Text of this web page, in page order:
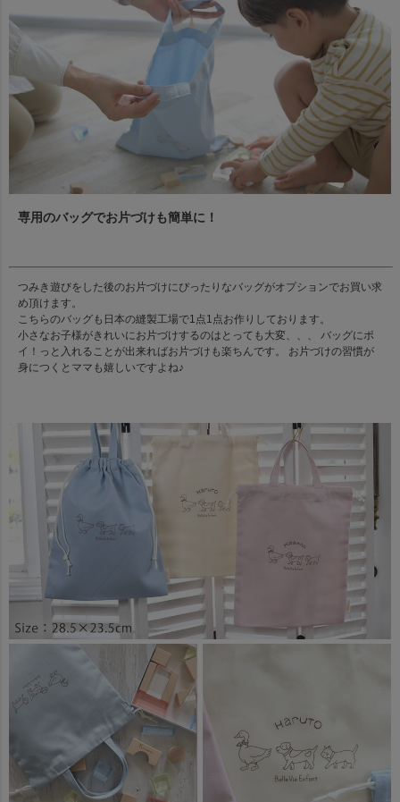
専用のバッグでお片づけも簡単に！
つみき遊びをした後のお片づけにぴったりなバッグがオプションでお買い求
め頂けます。
こちらのバッグも日本の縫製工場で1点1点お作りしております。
小さなお子様がきれいにお片づけするのはとっても大変、、、 バッグにポ
イ！っと入れることが出来ればお片づけも楽ちんです。 お片づけの習慣が
身につくとママも嬉しいですよね♪